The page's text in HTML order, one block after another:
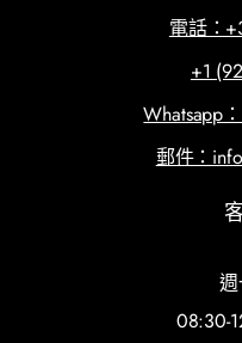
電話：
+1
Whatsapp
郵件：
08:30-